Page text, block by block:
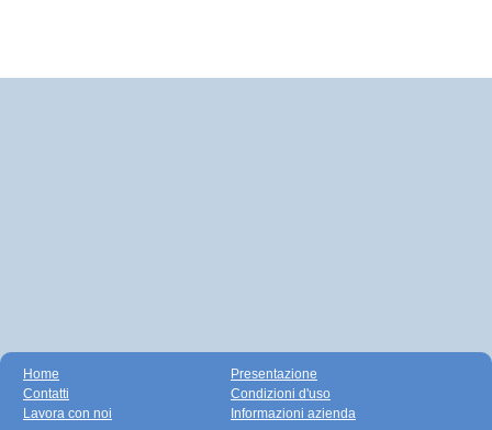
Home
Contatti
Lavora con noi
Presentazione
Condizioni d'uso
Informazioni azienda